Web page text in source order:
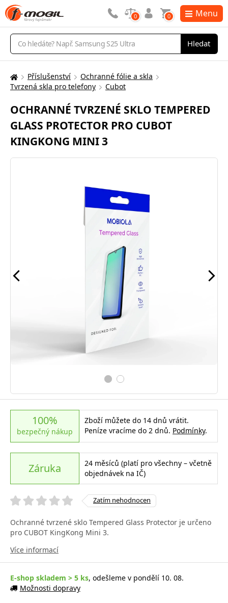
Vyhledávání
Hledat
0 0 Menu
Zde
nacházíte:
Příslušenství
Ochranné fólie a skla
Tvrzená skla pro telefony
Cubot
OCHRANNÉ TVRZENÉ SKLO TEMPERED
GLASS PROTECTOR PRO CUBOT
KINGKONG MINI 3
100%
bezpečný nákup
Zboží můžete do 14 dnů vrátit.
Peníze vracíme do 2 dnů. Podmínky.
Záruka
24 měsíců (platí pro všechny – včetně
objednávek na IČ)
Zatím nehodnocen
Ochranné tvrzené sklo Tempered Glass Protector je určeno
pro CUBOT KingKong Mini 3.
Více informací
E-shop skladem > 5 ks, odešleme v pondělí 10. 08.
Možnosti dopravy